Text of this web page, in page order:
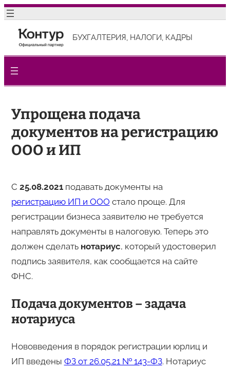
Перейти
содержимому
БУХГАЛТЕРИЯ, НАЛОГИ, КАДРЫ
Упрощена подача
документов на регистрацию
ООО и ИП
С 25.08.2021подавать документы на
регистрацию ИП и ООО стало проще. Для
регистрации бизнеса заявителю не требуется
направлять документы в налоговую. Теперь это
должен сделать нотариус, который удостоверил
подпись заявителя, как сообщается на сайте
ФНС.
Подача документов – задача
нотариуса
Нововведения в порядок регистрации юрлиц и
ИП введены ФЗ от 26.05.21 № 143-ФЗ. Нотариус